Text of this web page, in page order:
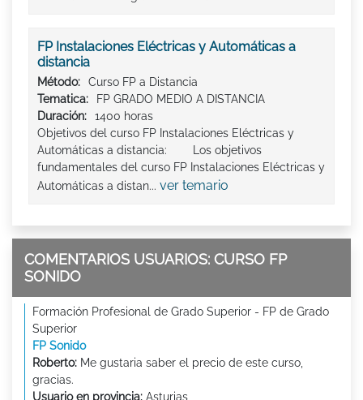
FP Instalaciones Eléctricas y Automáticas a
distancia
Método:
Curso FP a Distancia
Tematica:
FP GRADO MEDIO A DISTANCIA
Duración:
1400 horas
Objetivos del curso FP Instalaciones Eléctricas y
Automáticas a distancia: Los objetivos
fundamentales del curso FP Instalaciones Eléctricas y
Automáticas a distan... ver temario
COMENTARIOS USUARIOS: CURSO FP
SONIDO
Formación Profesional de Grado Superior - FP de Grado
Superior
FP Sonido
Roberto: Me gustaria saber el precio de este curso,
gracias.
Usuario en provincia: Asturias